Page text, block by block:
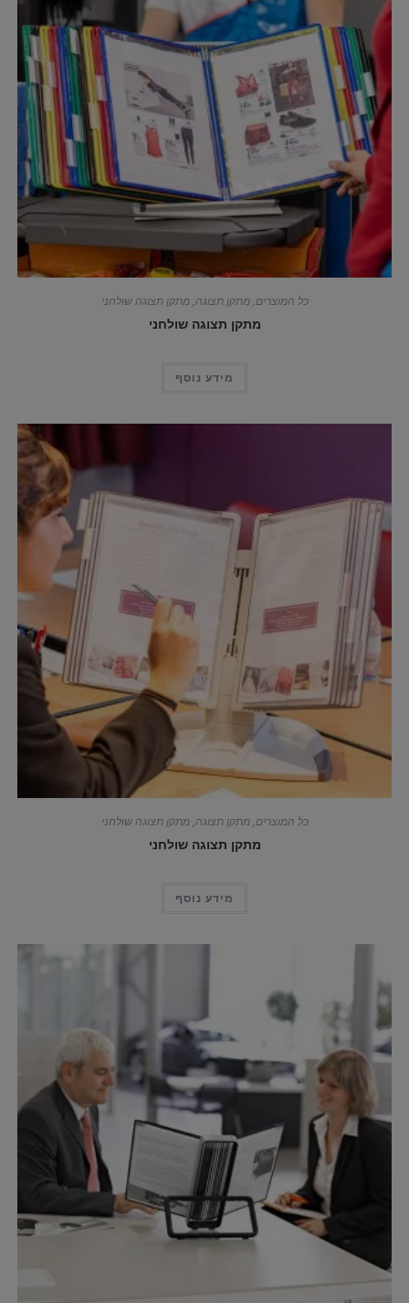
כל המוצרים,מתקן תצוגה,מתקן תצוגה שולחני
מתקן תצוגה שולחני
מידע נוסף
כל המוצרים,מתקן תצוגה,מתקן תצוגה שולחני
מתקן תצוגה שולחני
מידע נוסף